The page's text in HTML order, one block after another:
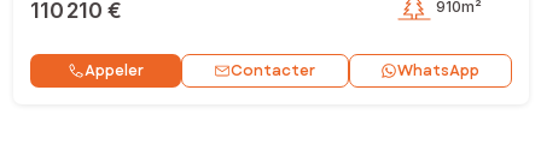
110 210 € 910m²
Appeler Contacter WhatsApp